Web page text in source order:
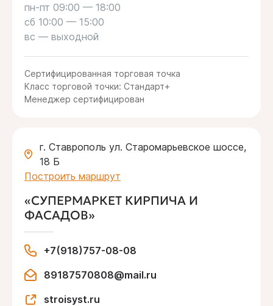
пн-пт 09:00 — 18:00
сб 10:00 — 15:00
вс — выходной
Сертифицированная торговая точка
Класс торговой точки: Стандарт+
Менеджер сертифицирован
г. Ставрополь ул. Старомарьевское шоссе,
18 Б
Построить маршрут
«СУПЕРМАРКЕТ КИРПИЧА И
ФАСАДОВ»
+7(918)757-08-08
89187570808@mail.ru
stroisyst.ru